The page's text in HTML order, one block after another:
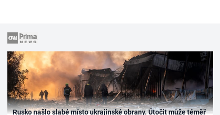
Rusko našlo slabé místo ukrajinské obrany. Útočit může téměř